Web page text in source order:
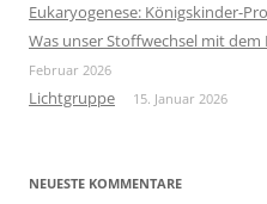
Eukaryogenese: Königskinder-
Was unser Stoffwechsel mit
Februar 2026
Lichtgruppe 15. Januar 2026
NEUESTE KOMMENTARE